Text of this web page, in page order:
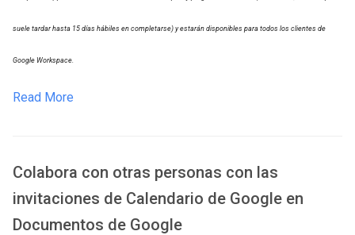
suele tardar hasta 15 días hábiles en completarse) y estarán disponibles para todos los clientes de
Google Workspace.
Read More
Colabora con otras personas con las
invitaciones de Calendario de Google en
Documentos de Google